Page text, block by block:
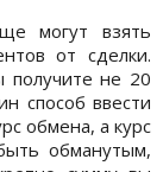
могут взять
от сделки.
не 20
способ ввести
обмена, а курс
обманутым,